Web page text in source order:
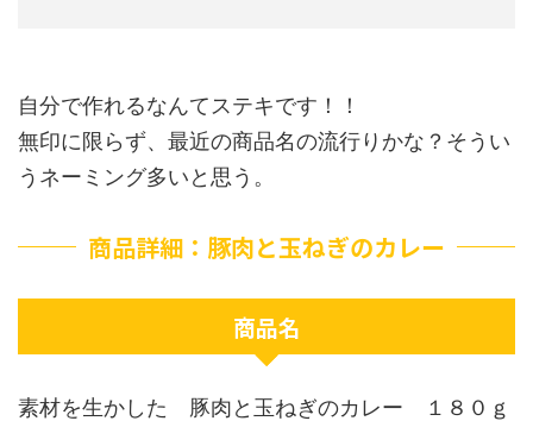
自分で作れるなんてステキです！！
無印に限らず、最近の商品名の流行りかな？そうい
うネーミング多いと思う。
商品詳細：豚肉と玉ねぎのカレー
商品名
素材を生かした 豚肉と玉ねぎのカレー １８０ｇ